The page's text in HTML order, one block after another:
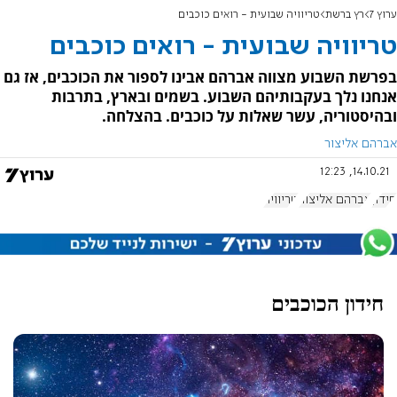
ערוץ 7 רץ ברשת טריוויה שבועית - רואים כוכבים
טריוויה שבועית - רואים כוכבים
בפרשת השבוע מצווה אברהם אבינו לספור את הכוכבים, אז גם
אנחנו נלך בעקבותיהם השבוע. בשמים ובארץ, בתרבות
ובהיסטוריה, עשר שאלות על כוכבים. בהצלחה.
אברהם אליצור
14.10.21, 12:23
חידון אברהם אליצור טריוויה